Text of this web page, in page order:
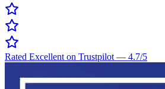
Rated Excellent on Trustpilot— 4.7/5